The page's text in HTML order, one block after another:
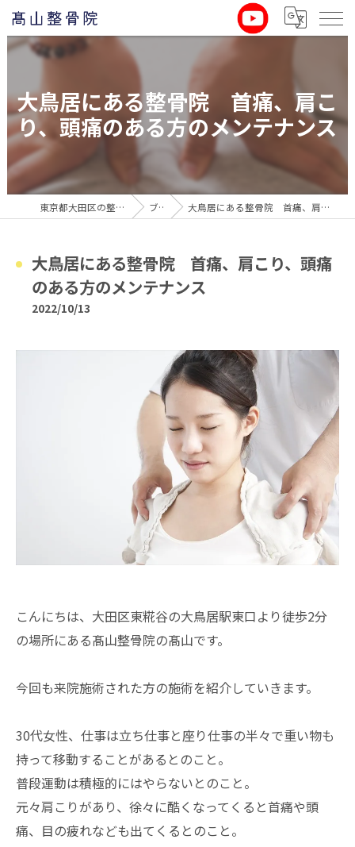
大鳥居にある整骨院 首痛、肩こ
り、頭痛のある方のメンテナンス
東京都大田区の整骨院なら髙山整骨院 ブログ 大鳥居にある整骨院 首痛、肩こり、頭痛のある方のメンテナンス
大鳥居にある整骨院 首痛、肩こり、頭痛
のある方のメンテナンス
2022/10/13
こんにちは、大田区東糀谷の大鳥居駅東口より徒歩2分
の場所にある髙山整骨院の髙山です。
今回も来院施術された方の施術を紹介していきます。
30代女性、仕事は立ち仕事と座り仕事の半々で重い物も
持って移動することがあるとのこと。
普段運動は積極的にはやらないとのこと。
元々肩こりがあり、徐々に酷くなってくると首痛や頭
痛、目の疲れなども出てくるとのこと。